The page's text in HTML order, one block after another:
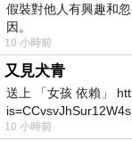
假裝對他人有興趣和
因。
10 小時前
又見犬青
送上 「女孩 依賴」
我害怕的
10 小時前